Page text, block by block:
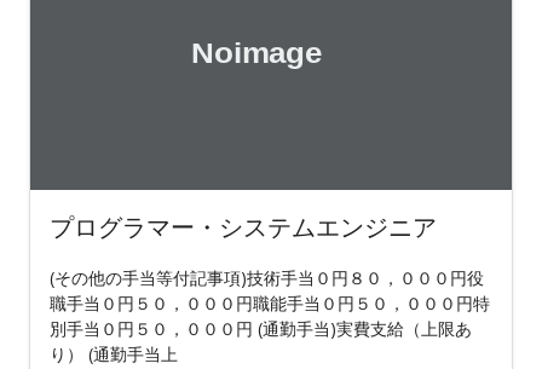
プログラマー・システムエンジニア
(その他の手当等付記事項)技術手当０円８０，０００円役
職手当０円５０，０００円職能手当０円５０，０００円特
別手当０円５０，０００円 (通勤手当)実費支給（上限あ
り） (通勤手当上